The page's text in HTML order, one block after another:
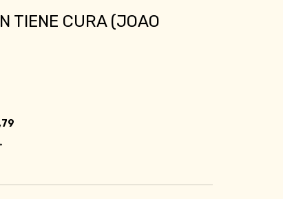
TIENE CURA (JOAO